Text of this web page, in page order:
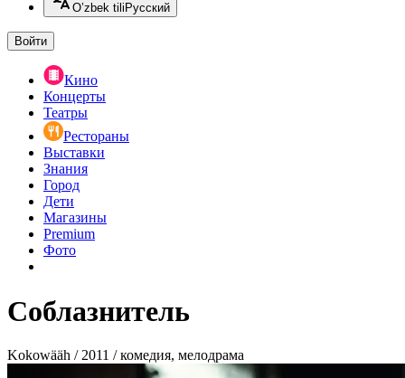
O’zbek tili Русский
Войти
Кино
Концерты
Театры
Рестораны
Выставки
Знания
Город
Дети
Магазины
Premium
Фото
Соблазнитель
Kokowääh / 2011 / комедия, мелодрама